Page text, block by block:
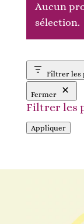
Aucun
sélection.
Filtrer les
Fermer
Filtrer les
Appliquer